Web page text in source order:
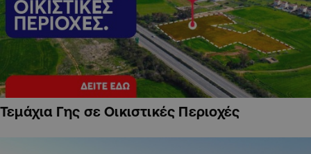
Τεμάχια Γης σε Οικιστικές Περιοχές